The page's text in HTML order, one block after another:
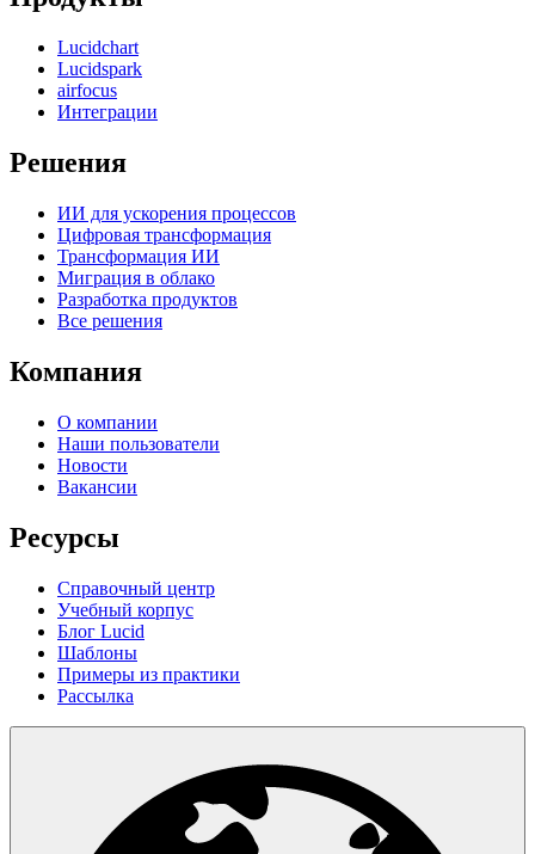
Lucidchart
Lucidspark
airfocus
Интеграции
Решения
ИИ для ускорения процессов
Цифровая трансформация
Трансформация ИИ
Миграция в облако
Разработка продуктов
Все решения
Компания
О компании
Наши пользователи
Новости
Вакансии
Ресурсы
Справочный центр
Учебный корпус
Блог Lucid
Шаблоны
Примеры из практики
Рассылка